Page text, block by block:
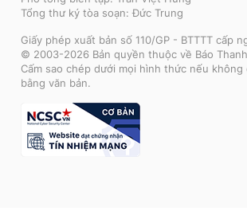
Tổng thư ký tòa soạn: Đức Trung
Giấy phép xuất bản số 110/GP - BTTTT cấp
© 2003-2026 Bản quyền thuộc về Báo
Cấm sao chép dưới mọi hình thức nếu
bằng văn bản.